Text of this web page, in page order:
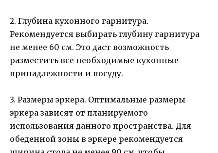
2. Глубина кухонного гарнитура.
Рекомендуется выбирать глубину гарнитура
не менее 60 см. Это даст возможность
разместить все необходимые кухонные
принадлежности и посуду.
3. Размеры эркера. Оптимальные размеры
эркера зависят от планируемого
использования данного пространства. Для
обеденной зоны в эркере рекомендуется